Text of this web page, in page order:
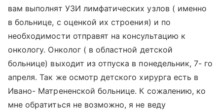
вам выполнят УЗИ лимфатических узлов ( именно
в больнице, с оценкой их строения) и по
необходимости отправят на консультацию к
онкологу. Онколог ( в областной детской
больнице) выходит из отпуска в понедельник, 7- го
апреля. Так же осмотр детского хирурга есть в
Ивано- Матрененской больнице. К сожалению, ко
мне обратиться не возможно, я не веду